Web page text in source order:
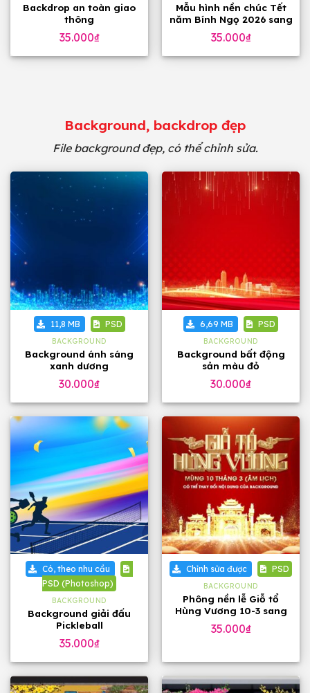
Backdrop an toàn giao
thông
35.000₫
Mẫu hình nền chúc Tết
năm Bính Ngọ 2026 sang
trọng
35.000₫
Background, backdrop đẹp
File background đẹp, có thể chỉnh sửa.
11,8 MB PSD
BACKGROUND
Background ánh sáng
xanh dương
30.000₫
6,69 MB PSD
BACKGROUND
Background bất động
sản màu đỏ
30.000₫
Có, theo nhu cầu
PSD (Photoshop)
BACKGROUND
Background giải đấu
Pickleball
35.000₫
Chỉnh sửa được PSD
BACKGROUND
Phông nền lễ Giỗ tổ
Hùng Vương 10-3 sang
trọng
35.000₫